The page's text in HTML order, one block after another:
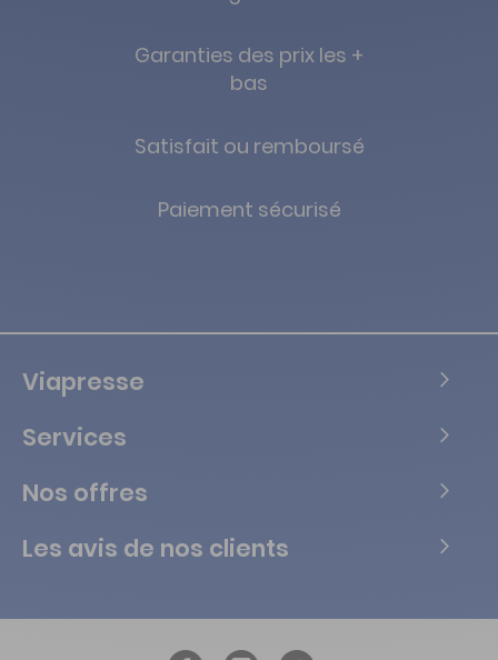
Garanties des prix les +
bas
Satisfait ou remboursé
Paiement sécurisé
Viapresse
Services
Nos offres
Les avis de nos clients